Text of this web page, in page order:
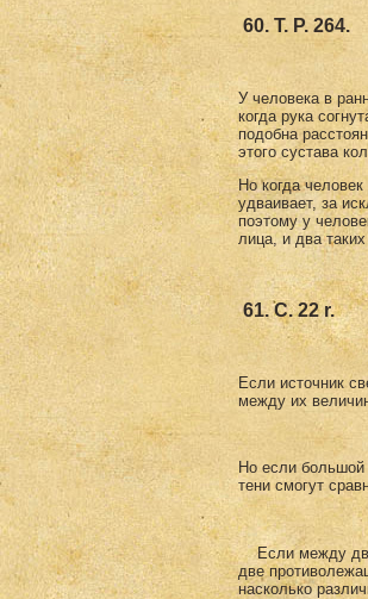
60. Т. Р. 264.
У человека в
когда рука
подобна
этого сустава
Но когда
удваивает, за
поэтому у
лица, и два
61. С. 22 r.
Если источник
между их
Но если большой
тени смогут
Если между
две
насколько